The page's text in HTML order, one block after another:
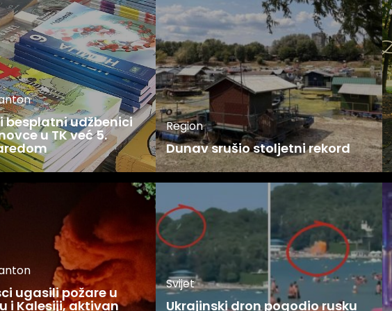
besplatni udžbenici
u TK već 5.
ugasili požare u
i Kalesiji, aktivan
Region
Dunav srušio stoljetni rekord
Svijet
Ukrajinski dron pogodio rusku